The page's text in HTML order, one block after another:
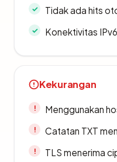
Tidak ada hits
Konektivitas
Kekurangan
Menggunakan
Catatan TXT
TLS menerima